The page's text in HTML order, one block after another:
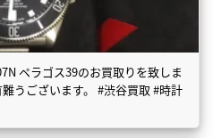
ペラゴス39のお買取りを致しま
うございます。 #渋谷買取 #時計